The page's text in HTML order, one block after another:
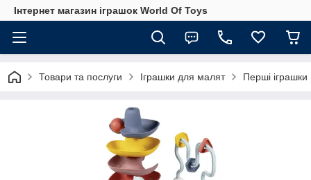
Інтернет магазин іграшок World Of Toys
Товари та послуги Іграшки для малят Перші іграшки